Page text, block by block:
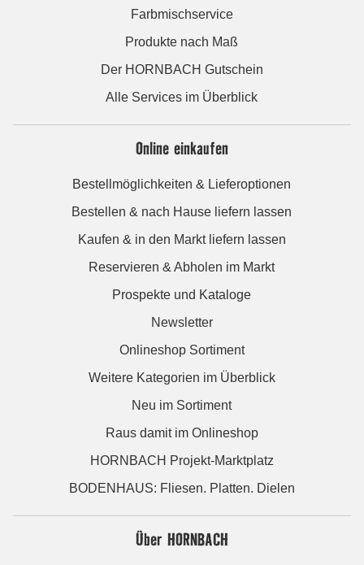
Farbmischservice
Produkte nach Maß
Der HORNBACH Gutschein
Alle Services im Überblick
Online einkaufen
Bestellmöglichkeiten & Lieferoptionen
Bestellen & nach Hause liefern lassen
Kaufen & in den Markt liefern lassen
Reservieren & Abholen im Markt
Prospekte und Kataloge
Newsletter
Onlineshop Sortiment
Weitere Kategorien im Überblick
Neu im Sortiment
Raus damit im Onlineshop
HORNBACH Projekt-Marktplatz
BODENHAUS: Fliesen. Platten. Dielen
Über HORNBACH